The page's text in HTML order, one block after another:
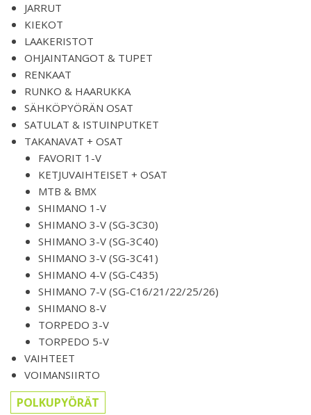
JARRUT
KIEKOT
LAAKERISTOT
OHJAINTANGOT & TUPET
RENKAAT
RUNKO & HAARUKKA
SÄHKÖPYÖRÄN OSAT
SATULAT & ISTUINPUTKET
TAKANAVAT + OSAT
FAVORIT 1-V
KETJUVAIHTEISET + OSAT
MTB & BMX
SHIMANO 1-V
SHIMANO 3-V (SG-3C30)
SHIMANO 3-V (SG-3C40)
SHIMANO 3-V (SG-3C41)
SHIMANO 4-V (SG-C435)
SHIMANO 7-V (SG-C16/21/22/25/26)
SHIMANO 8-V
TORPEDO 3-V
TORPEDO 5-V
VAIHTEET
VOIMANSIIRTO
POLKUPYÖRÄT